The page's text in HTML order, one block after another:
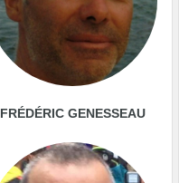
FRÉDÉRIC GENESSEAU